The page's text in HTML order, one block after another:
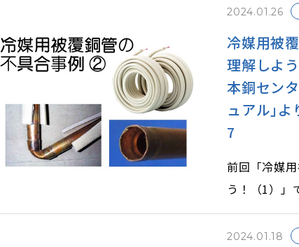
2024.01.26
冷媒用被
理解しよ
本銅セン
ュアル｣
7
前回「冷媒
う！（1）」
露」と「保
たしました。
2024.01.18